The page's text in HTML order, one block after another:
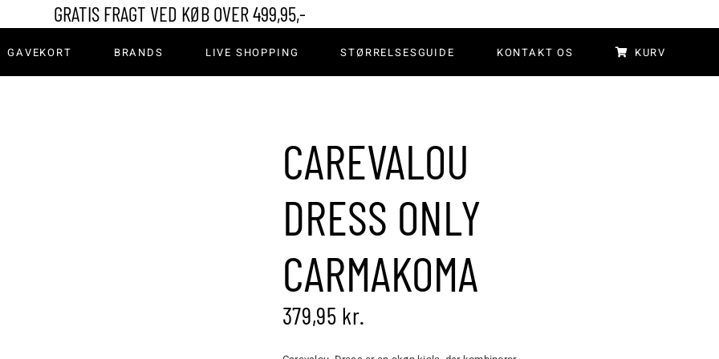
GRATIS FRAGT VED KØB OVER 499,95,-
GAVEKORT BRANDS LIVE SHOPPING STØRRELSESGUIDE KONTAKT OS KURV
& Leggings
CAREVALOU
DRESS ONLY
CARMAKOMA
379,95 kr.